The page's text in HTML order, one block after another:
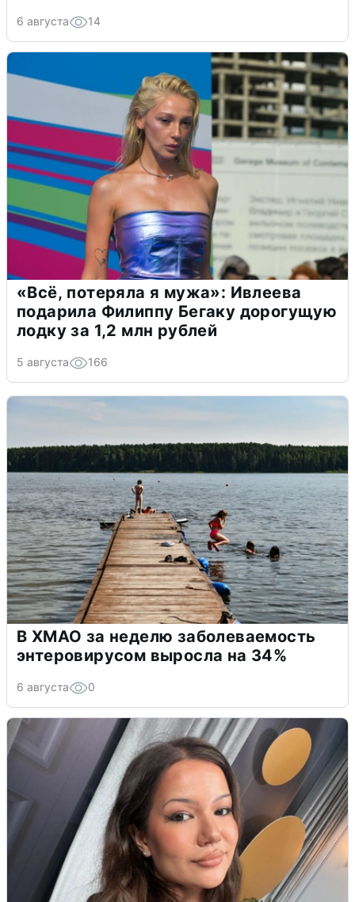
6 августа 14
«Всё, потеряла я мужа»: Ивлеева
подарила Филиппу Бегаку дорогущую
лодку за 1,2 млн рублей
5 августа 166
В ХМАО за неделю заболеваемость
энтеровирусом выросла на 34%
6 августа 0